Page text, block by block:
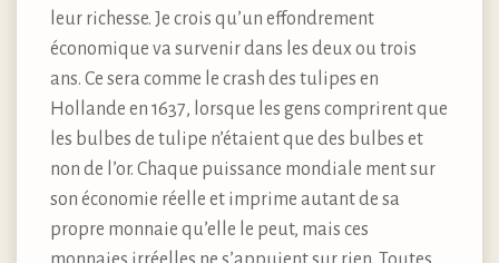
leur richesse. Je crois qu’un effondrement
économique va survenir dans les deux ou trois
ans. Ce sera comme le crash des tulipes en
Hollande en 1637, lorsque les gens comprirent que
les bulbes de tulipe n’étaient que des bulbes et
non de l’or. Chaque puissance mondiale ment sur
son économie réelle et imprime autant de sa
propre monnaie qu’elle le peut, mais ces